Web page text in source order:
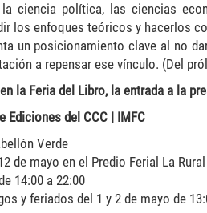
la ciencia política, las ciencias
los enfoques teóricos y hacerlos
un posicionamiento clave al no
a repensar ese vínculo. (Del
la Feria del Libro, la entrada a la
Ediciones del CCC | IMFC
Verde
de mayo en el Predio Ferial La Rural
14:00 a 22:00
y feriados del 1 y 2 de mayo de